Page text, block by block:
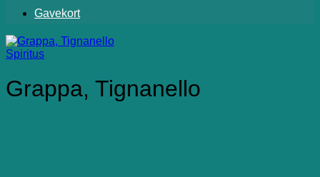
Gavekort
Spiritus
Grappa, Tignanello